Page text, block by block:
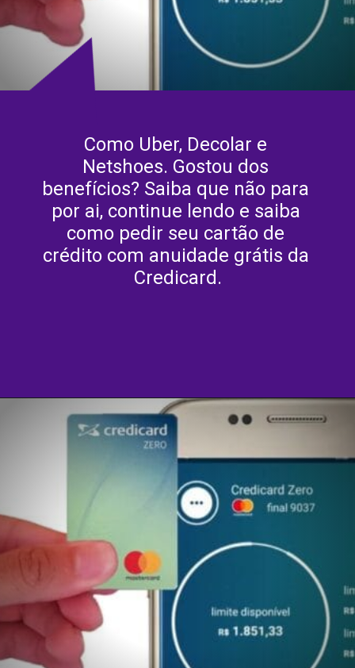
Como Uber, Decolar e
Netshoes. Gostou dos
benefícios? Saiba que não para
por ai, continue lendo e saiba
como pedir seu cartão de
crédito com anuidade grátis da
Credicard.